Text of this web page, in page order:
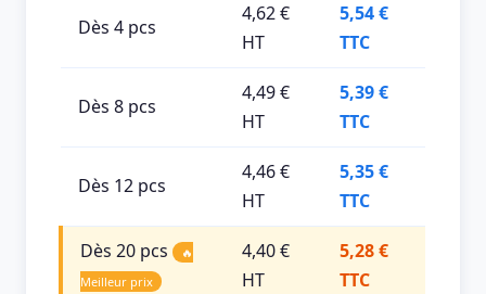
Dès 4 pcs
4,62 €
HT
5,54 €
TTC
Dès 8 pcs
4,49 €
HT
5,39 €
TTC
Dès 12 pcs
4,46 €
HT
5,35 €
TTC
Dès 20 pcs
🔥
Meilleur prix
4,40 €
HT
5,28 €
TTC